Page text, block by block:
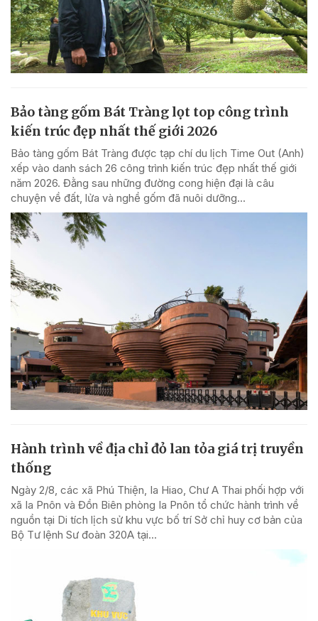
Bảo tàng gốm Bát Tràng lọt top công trình
kiến trúc đẹp nhất thế giới 2026
Bảo tàng gốm Bát Tràng được tạp chí du lịch Time Out (Anh)
xếp vào danh sách 26 công trình kiến trúc đẹp nhất thế giới
năm 2026. Đằng sau những đường cong hiện đại là câu
chuyện về đất, lửa và nghề gốm đã nuôi dưỡng...
Hành trình về địa chỉ đỏ lan tỏa giá trị truyền
thống
Ngày 2/8, các xã Phú Thiện, Ia Hiao, Chư A Thai phối hợp với
xã Ia Pnôn và Đồn Biên phòng Ia Pnôn tổ chức hành trình về
nguồn tại Di tích lịch sử khu vực bố trí Sở chỉ huy cơ bản của
Bộ Tư lệnh Sư đoàn 320A tại...